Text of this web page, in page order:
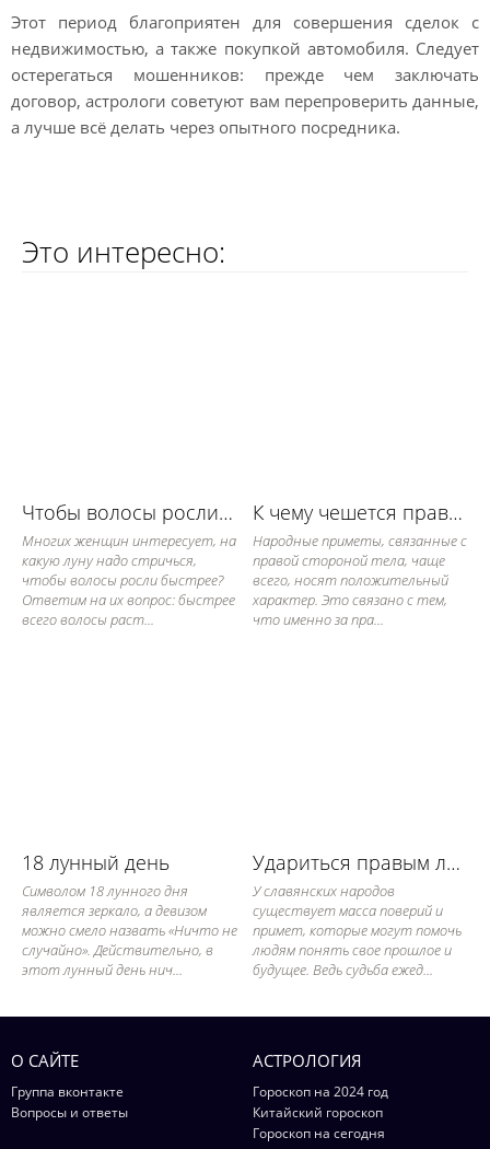
Этот период благоприятен для совершения сделок с
недвижимостью, а также покупкой автомобиля. Следует
остерегаться мошенников: прежде чем заключать
договор, астрологи советуют вам перепроверить данные,
а лучше всё делать через опытного посредника.
Это интересно:
Чтобы волосы росли быстрее
Многих женщин интересует, на
какую луну надо стричься,
чтобы волосы росли быстрее?
Ответим на их вопрос: быстрее
всего волосы раст...
К чему чешется правый локоть
Народные приметы, связанные с
правой стороной тела, чаще
всего, носят положительный
характер. Это связано с тем,
что именно за пра...
18 лунный день
Символом 18 лунного дня
является зеркало, а девизом
можно смело назвать «Ничто не
случайно». Действительно, в
этот лунный день нич...
Удариться правым локтем - примета
У славянских народов
существует масса поверий и
примет, которые могут помочь
людям понять свое прошлое и
будущее. Ведь судьба ежед...
О САЙТЕ
Группа вконтакте
Вопросы и ответы
АСТРОЛОГИЯ
Гороскоп на 2024 год
Китайский гороскоп
Гороскоп на сегодня